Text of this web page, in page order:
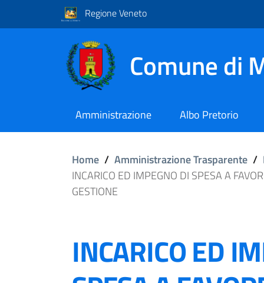
Regione Veneto
Comune di
Amministrazione Albo Pretorio
Home / Amministrazione Trasparente /
INCARICO ED IMPEGNO DI SPESA A
GESTIONE
INCARICO ED